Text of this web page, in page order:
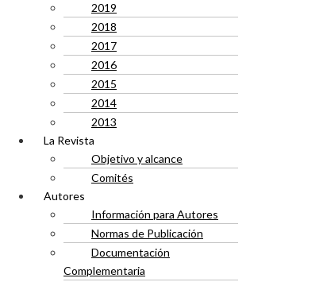
2019
2018
2017
2016
2015
2014
2013
La Revista
Objetivo y alcance
Comités
Autores
Información para Autores
Normas de Publicación
Documentación
Complementaria